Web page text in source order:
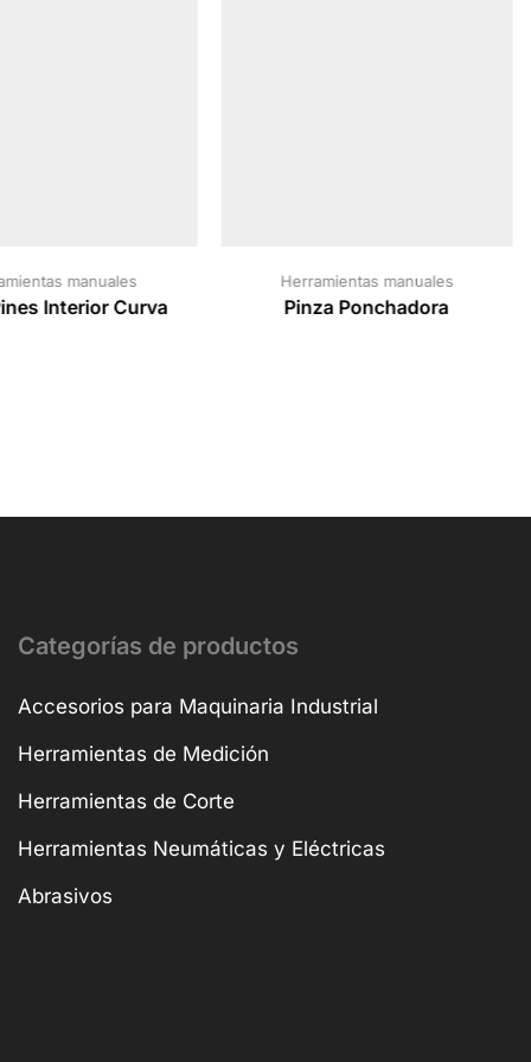
manuales
Interior Curva
Herramientas manuales
Pinza Ponchadora
Categorías de productos
Accesorios para Maquinaria Industrial
Herramientas de Medición
Herramientas de Corte
Herramientas Neumáticas y Eléctricas
Abrasivos